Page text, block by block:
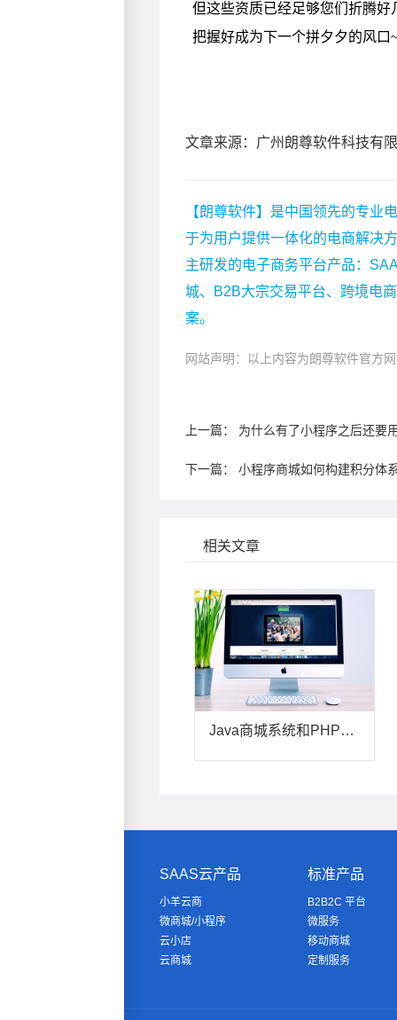
文章来源：广州朗尊软件科技有
【朗尊软件】是中国领先的专业
于为用户提供一体化的电商解决
主研发的电子商务平台产品：
城、B2B大宗交易平台、跨境电
案。
网站声明：以上内容为朗尊软件官方
上一篇： 为什么有了小程序之后还要
下一篇： 小程序商城如何构建积分体
相关文章
Java商城系统和PHP商城系统都适用于哪些情况？
SAAS云产品
小羊云商
微商城/小程序
云小店
云商城
标准产品
B2B2C 平台
微服务
移动商城
定制服务